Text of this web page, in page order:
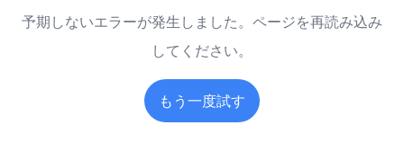
予期しないエラーが発生しました。ページを再読み込み
してください。
もう一度試す